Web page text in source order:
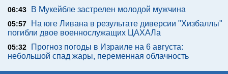
06:43 В Мукейбле застрелен молодой мужчина
05:57
На юге Ливана в результате диверсии "Хизбаллы"
погибли двое военнослужащих ЦАХАЛа
05:32
Прогноз погоды в Израиле на 6 августа:
небольшой спад жары, переменная облачность